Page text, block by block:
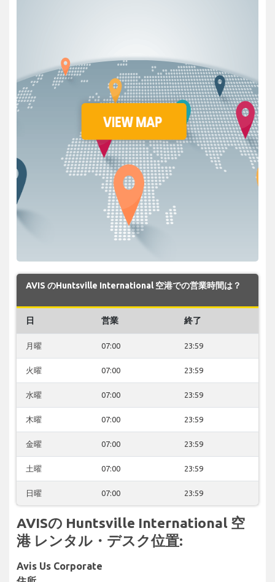
AVIS のHuntsville International 空港での営業時間は？
日 営業 終了
月曜 07:00 23:59
火曜 07:00 23:59
水曜 07:00 23:59
木曜 07:00 23:59
金曜 07:00 23:59
土曜 07:00 23:59
日曜 07:00 23:59
AVISの Huntsville International 空
港 レンタル・デスク位置:
Avis Us Corporate